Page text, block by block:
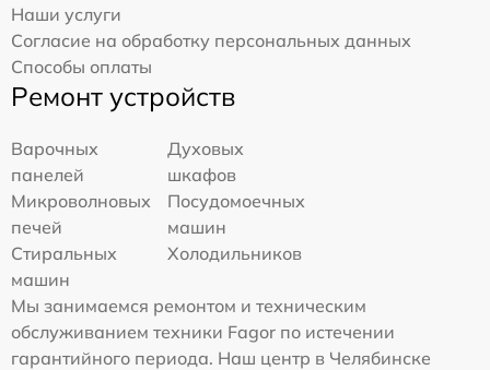
Наши услуги
Согласие на обработку персональных данных
Способы оплаты
Ремонт устройств
Варочных
панелей
Духовых
шкафов
Микроволновых
печей
Посудомоечных
машин
Стиральных
машин
Холодильников
Мы занимаемся ремонтом и техническим
обслуживанием техники Fagor по истечении
гарантийного периода. Наш центр в Челябинске